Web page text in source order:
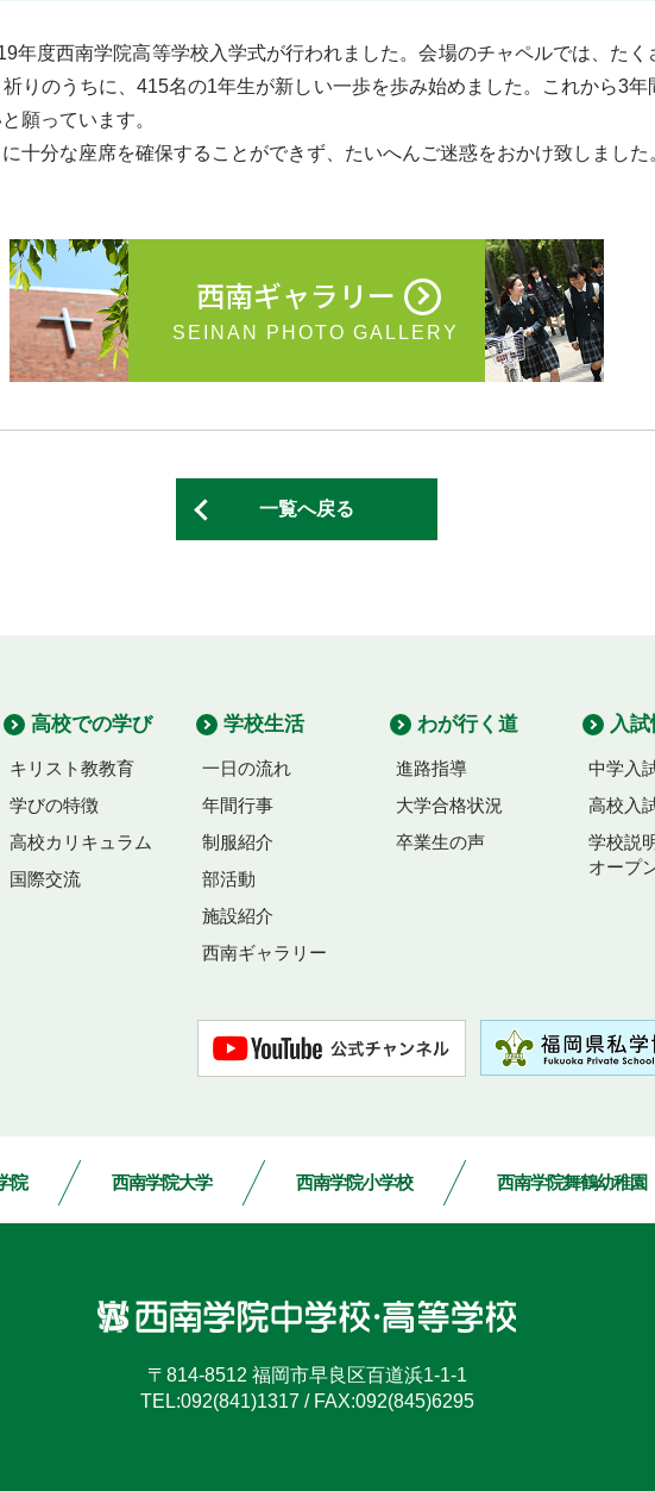
年度西南学院高等学校入学式が行われました。会場のチャペルでは、た
りのうちに、415名の1年生が新しい一歩を歩み始めました。これから3
願っています。
十分な座席を確保することができず、たいへんご迷惑をおかけ致しました
西南ギャラリー
SEINAN PHOTO GALLERY
一覧へ戻る
高校での学び
キリスト教教育
学びの特徴
高校カリキュラム
国際交流
学校生活
一日の流れ
年間行事
制服紹介
部活動
施設紹介
西南ギャラリー
わが行く道
進路指導
大学合格状況
卒業生の声
入
中学入
高校入
学校説
オープ
院 西南学院大学 西南学院小学校 西南学院舞鶴幼稚園
〒814-8512 福岡市早良区百道浜1-1-1
TEL:092(841)1317/ FAX:092(845)6295